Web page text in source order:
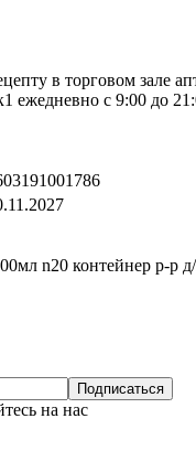
в торговом зале
ежедневно с 9:00 до
n20 контейнер р-р
на нас